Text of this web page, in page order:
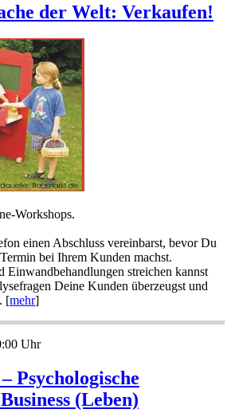
der Welt: Verkaufen!
Workshops.
einen Abschluss vereinbarst, bevor Du
bei Ihrem Kunden machst.
Einwandbehandlungen streichen kannst
Deine Kunden überzeugst und
[mehr]
Uhr
Psychologische
(Leben)